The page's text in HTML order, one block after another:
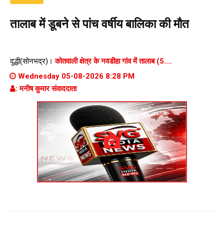
तालाब में डूबने से पांच वर्षीय बालिका की मौत
दुद्धी(सोनभद्र)।कोतवाली क्षेत्र के नवडीहा गांव में तालाब (5....
Wednesday 05-08-2026 8:28 PM
: मनीष कुमार संवाददाता